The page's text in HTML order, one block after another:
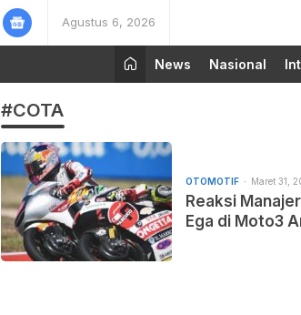
Agustus 6, 2026
News
Nasional
#COTA
OTOMOTIF Maret 31,
Reaksi
Ega di Moto3